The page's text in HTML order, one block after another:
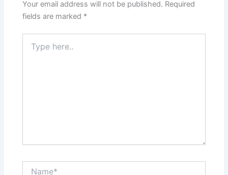
Your email address will not be published. Required
fields are marked *
here..